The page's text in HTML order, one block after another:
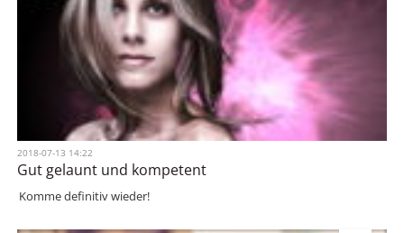
Dieser Service war für mich als Braut einfach traumhaft und
superentspannt
2018-07-13 14:22
Gut gelaunt und kompetent
Komme definitiv wieder!